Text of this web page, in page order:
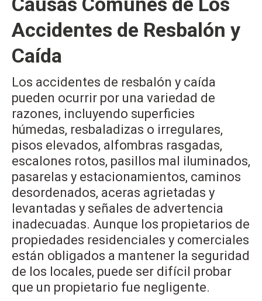
Accidentes de Resbalón y
Caída
Los accidentes de resbalón y caída
pueden ocurrir por una variedad de
razones, incluyendo superficies
húmedas, resbaladizas o irregulares,
pisos elevados, alfombras rasgadas,
escalones rotos, pasillos mal iluminados,
pasarelas y estacionamientos, caminos
desordenados, aceras agrietadas y
levantadas y señales de advertencia
inadecuadas. Aunque los propietarios de
propiedades residenciales y comerciales
están obligados a mantener la seguridad
de los locales, puede ser difícil probar
que un propietario fue negligente.